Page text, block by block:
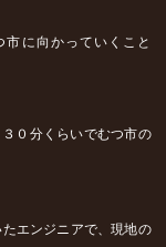
に向かっていくこと
０分くらいでむつ市の
エンジニアで、現地の